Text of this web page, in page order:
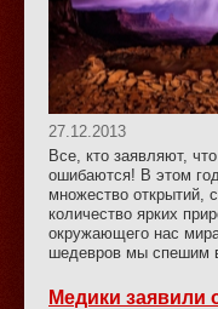
27.12.2013
Все, кто заявляют,
ошибаются! В этом
множество открытий,
количество ярких
окружающего нас
шедевров мы спешим
Медики заявили